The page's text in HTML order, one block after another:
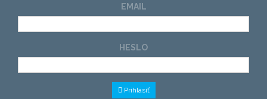
EMAIL
HESLO
Prihlásiť